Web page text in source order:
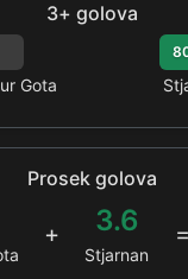
3+ golova
Gota
Prosek golova
+ 3.6
Stjarnan
=